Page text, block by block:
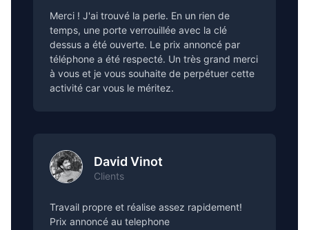
Merci ! J'ai trouvé la perle. En un rien de
temps, une porte verrouillée avec la clé
dessus a été ouverte. Le prix annoncé par
téléphone a été respecté. Un très grand merci
à vous et je vous souhaite de perpétuer cette
activité car vous le méritez.
David Vinot
Clients
Travail propre et réalise assez rapidement!
Prix annoncé au telephone